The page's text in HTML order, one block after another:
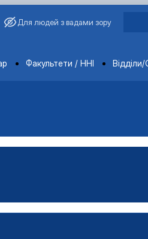
Для людей з вадами зору
Факультети / ННІ